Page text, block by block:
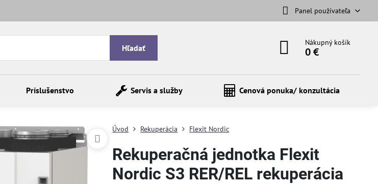
Panel používateľa
Hľadať
Nákupný košík
0 €
Príslušenstvo Servis a služby Cenová ponuka/ konzultácia
Úvod Rekuperácia Flexit Nordic
Rekuperačná jednotka Flexit
Nordic S3 RER/REL rekuperácia